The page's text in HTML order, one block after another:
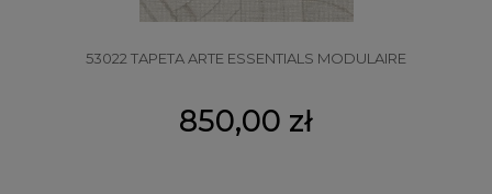
53022 TAPETA ARTE ESSENTIALS MODULAIRE
850,00 zł